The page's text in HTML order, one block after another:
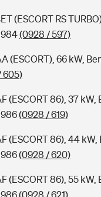
(ESCORT RS
(0928 / 597)
(ESCORT), 66 kW,
605)
(ESCORT 86), 37 kW,
(0928 / 619)
(ESCORT 86), 44 kW,
(0928 / 620)
(ESCORT 86), 55 kW,
(0928 / 621)